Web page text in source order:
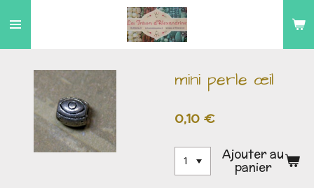
au
mini perle œil
0,10 €
Ajouter au
panier